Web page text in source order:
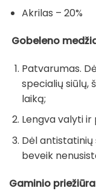
Akrilas – 20%
Gobeleno
Patvarumas.
specialių siūlų,
laiką;
Lengva valyti ir
Dėl antistatinių
beveik
Gaminio